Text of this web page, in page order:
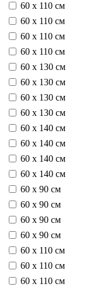
60 х 110 см
60 х 110 см
60 х 110 см
60 х 110 см
60 х 130 см
60 х 130 см
60 х 130 см
60 х 130 см
60 х 140 см
60 х 140 см
60 х 140 см
60 х 140 см
60 х 90 см
60 х 90 см
60 х 90 см
60 х 90 см
60 х 110 см
60 х 110 см
60 х 110 см